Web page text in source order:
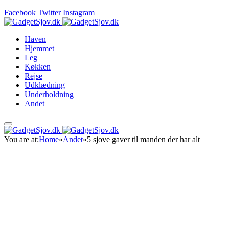
Facebook Twitter Instagram
Haven
Hjemmet
Leg
Køkken
Rejse
Udklædning
Underholdning
Andet
You are at:Home»Andet»5 sjove gaver til manden der har alt